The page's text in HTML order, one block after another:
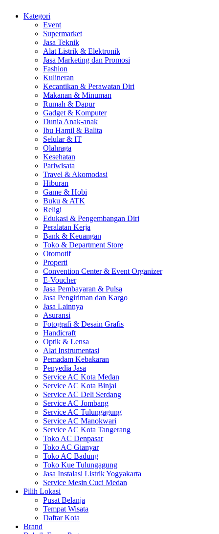
Kategori
Event
Supermarket
Jasa Teknik
Alat Listrik & Elektronik
Jasa Marketing dan Promosi
Fashion
Kulineran
Kecantikan & Perawatan Diri
Makanan & Minuman
Rumah & Dapur
Gadget & Komputer
Dunia Anak-anak
Ibu Hamil & Balita
Selular & IT
Olahraga
Kesehatan
Pariwisata
Travel & Akomodasi
Hiburan
Game & Hobi
Buku & ATK
Religi
Edukasi & Pengembangan Diri
Peralatan Kerja
Bank & Keuangan
Toko & Department Store
Otomotif
Properti
Convention Center & Event Organizer
E-Voucher
Jasa Pembayaran & Pulsa
Jasa Pengiriman dan Kargo
Jasa Lainnya
Asuransi
Fotografi & Desain Grafis
Handicraft
Optik & Lensa
Alat Instrumentasi
Pemadam Kebakaran
Penyedia Jasa
Service AC Kota Medan
Service AC Kota Binjai
Service AC Deli Serdang
Service AC Jombang
Service AC Tulungagung
Service AC Manokwari
Service AC Kota Tangerang
Toko AC Denpasar
Toko AC Gianyar
Toko AC Badung
Toko Kue Tulungagung
Jasa Instalasi Listrik Yogyakarta
Service Mesin Cuci Medan
Pilih Lokasi
Pusat Belanja
Tempat Wisata
Daftar Kota
Brand